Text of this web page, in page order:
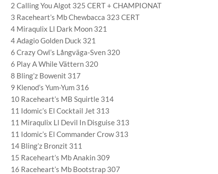
2 Calling You Algot 325 CERT + CHAMPIONAT
3 Raceheart’s Mb Chewbacca 323 CERT
4 Miraqulix Ll Dark Moon 321
4 Adagio Golden Duck 321
6 Crazy Owl’s Långväga-Sven 320
6 Play A While Vättern 320
8 Bling’z Bowenit 317
9 Klenod’s Yum-Yum 316
10 Raceheart’s MB Squirtle 314
11 Idomic’s El Cocktail Jet 313
11 Miraqulix Ll Devil In Disguise 313
11 Idomic’s El Commander Crow 313
14 Bling’z Bronzit 311
15 Raceheart’s Mb Anakin 309
16 Raceheart’s Mb Bootstrap 307